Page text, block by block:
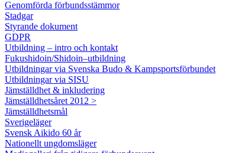
Genomförda förbundsstämmor
Stadgar
Styrande dokument
GDPR
Utbildning – intro och kontakt
Fukushidoin/Shidoin–utbildning
Utbildningar via Svenska Budo & Kampsportsförbundet
Utbildningar via SISU
Jämställdhet & inkludering
Jämställdhetsåret 2012 >
Jämställdhetsmål
Sverigeläger
Svensk Aikido 60 år
Nationellt ungdomsläger